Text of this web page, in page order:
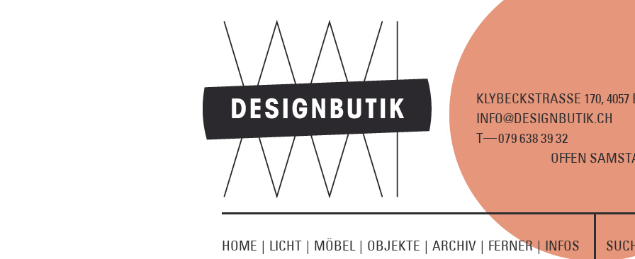
KLYBECKSTRASSE 170, 4057
INFO@DESIGNBUTIK.CH
T—0796383932
OFFEN
HOME | LICHT | MÖBEL | OBJEKTE | ARCHIV | FERNER | INFOS